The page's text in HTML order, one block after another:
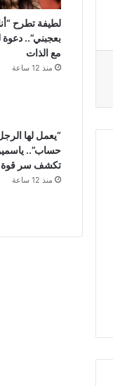
لطيفة تطرح
بعجبني”.. دعوة
مع الذات
منذ 12 ساعة
“يعمل لها
حساب”..
تكشف سر قوة
منذ 12 ساعة